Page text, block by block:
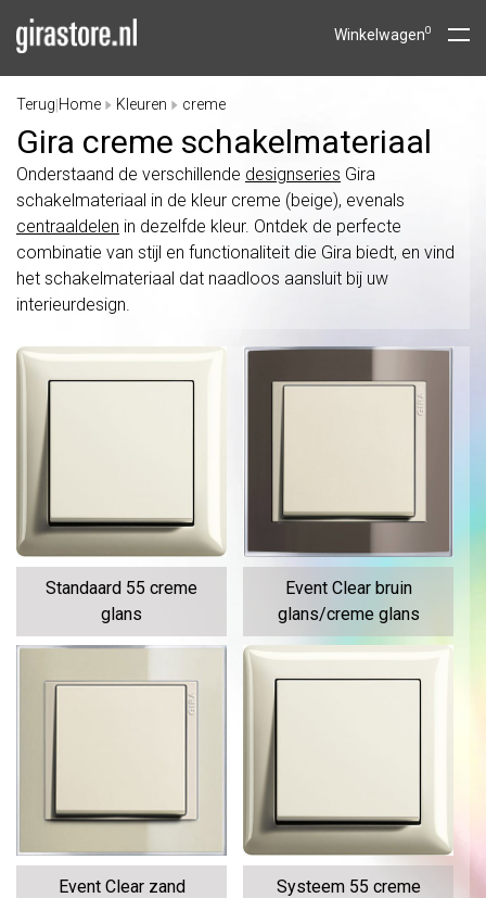
Winkelwagen0
Terug Home Kleuren creme
Gira creme schakelmateriaal
Onderstaand de verschillende designseries Gira
schakelmateriaal in de kleur creme (beige), evenals
centraaldelen in dezelfde kleur. Ontdek de perfecte
combinatie van stijl en functionaliteit die Gira biedt, en vind
het schakelmateriaal dat naadloos aansluit bij uw
interieurdesign.
Standaard 55 creme
glans
Event Clear bruin
glans/creme glans
Event Clear zand
Systeem 55 creme